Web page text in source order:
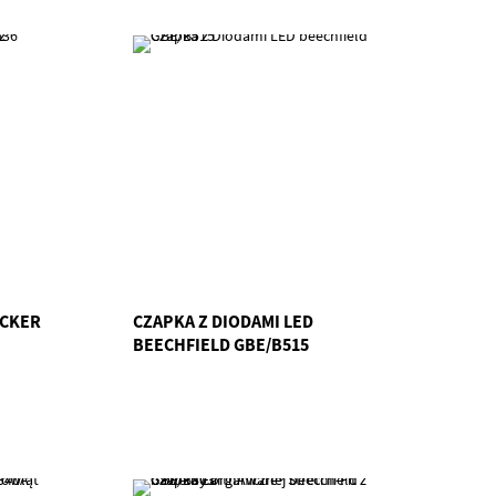
CZAPKA Z DIODAMI LED
BEECHFIELD GBE/B515